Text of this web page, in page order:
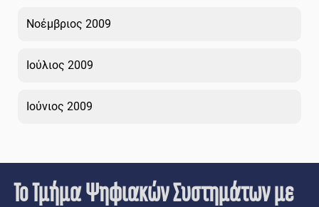
Νοέμβριος 2009
Ιούλιος 2009
Ιούνιος 2009
Το Τμήμα Ψηφιακών Συστημάτων με